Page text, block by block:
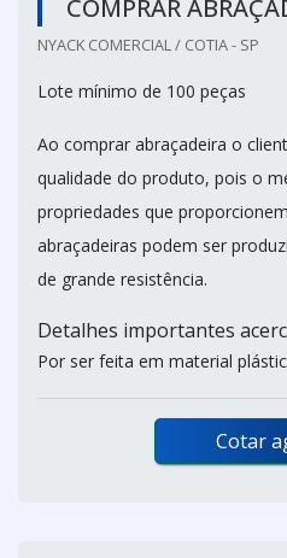
COMPRAR
NYACK COMERCIAL / COTIA - SP
Lote mínimo de 100 peças
Ao comprar abraçadeira o
qualidade do produto, pois o
propriedades que
abraçadeiras podem ser
de grande resistência.
Detalhes importantes
Por ser feita em material
Cotar